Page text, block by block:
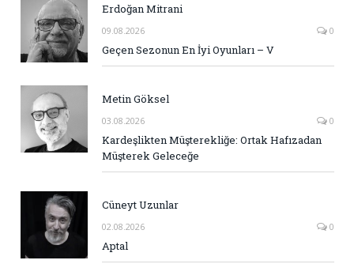
Erdoğan Mitrani
09.08.2026 0
Geçen Sezonun En İyi Oyunları – V
Metin Göksel
03.08.2026 0
Kardeşlikten Müşterekliğe: Ortak Hafızadan
Müşterek Geleceğe
Cüneyt Uzunlar
02.08.2026 0
Aptal